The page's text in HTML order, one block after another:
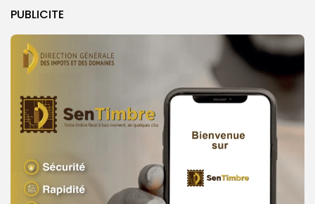
PUBLICITE